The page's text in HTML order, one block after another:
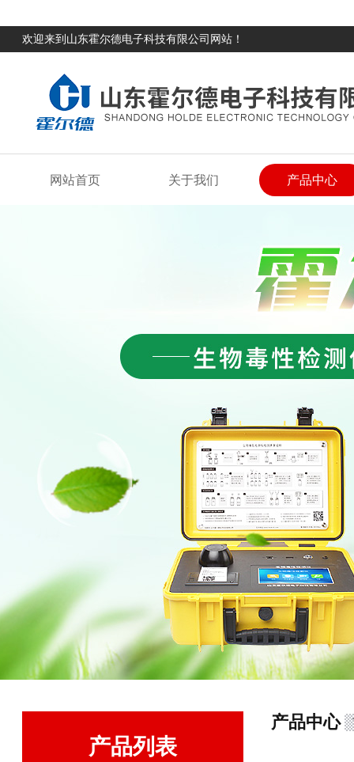
欢迎来到山东霍尔德电子科技有限公司网站！
网站首页 关于我们 产品中心
产品列表
产品中心